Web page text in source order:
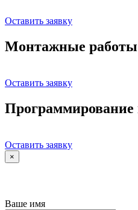
Оставить заявку
Монтажные работы
Оставить заявку
Программирование
Оставить заявку
×
Ваше имя